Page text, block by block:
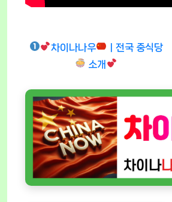
차이나나우
ㅣ전국 중식당
소개